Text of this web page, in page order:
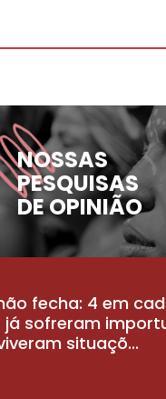
NOSSAS
PESQUISAS
DE OPINIÃO
fecha: 4 em
já sofreram
situaçõ...